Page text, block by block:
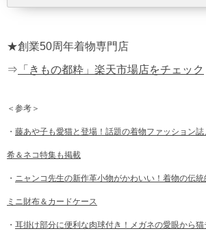
★創業50周年着物専門店
⇒ 「きもの都粋」楽天市場店をチェック
＜参考＞
・ 藤あや子も愛猫と登場！話題の着物ファッション
希＆ネコ特集も掲載
・ ニャンコ先生の新作革小物がかわいい！着物の伝
ミニ財布＆カードケース
・ 耳掛け部分に便利な肉球付き！メガネの愛眼から